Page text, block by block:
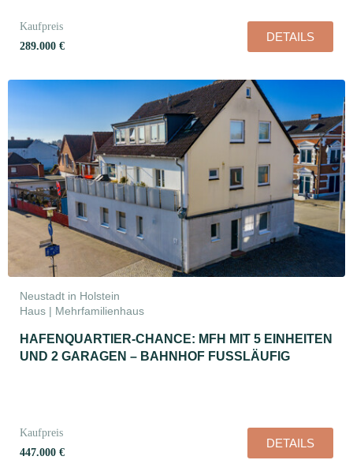
Kaufpreis
289.000 €
DETAILS
Neustadt in Holstein
Haus | Mehrfamilienhaus
HAFENQUARTIER-CHANCE: MFH MIT 5 EINHEITEN
UND 2 GARAGEN – BAHNHOF FUSSLÄUFIG
Kaufpreis
447.000 €
DETAILS